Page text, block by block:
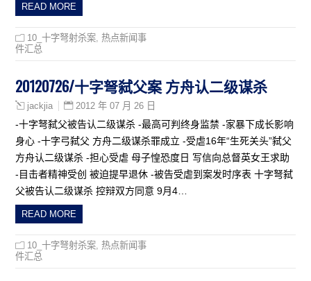
READ MORE
10_十字弩射杀案 ,热点新闻事
件汇总
20120726/十字弩弑父案 方舟认二级谋杀
jackjia 2012 年 07 月 26 日
-十字弩弑父被告认二级谋杀 -最高可判终身监禁 -家暴下成长影响
身心 -十字弓弑父 方舟二级谋杀罪成立 -受虐16年“生死关头”弑父
方舟认二级谋杀 -担心受虐 母子惶恐度日 写信向总督英女王求助
-目击者精神受创 被迫提早退休 -被告受虐到案发时序表 十字弩弑
父被告认二级谋杀 控辩双方同意 9月4…
READ MORE
10_十字弩射杀案 ,热点新闻事
件汇总